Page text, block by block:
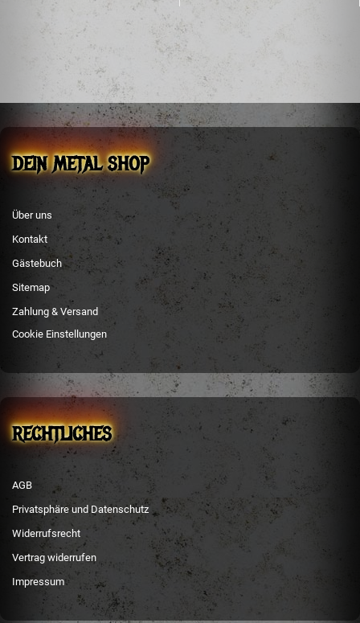
DEIN METAL SHOP
Über uns
Kontakt
Gästebuch
Sitemap
Zahlung & Versand
Cookie Einstellungen
RECHTLICHES
AGB
Privatsphäre und Datenschutz
Widerrufsrecht
Vertrag widerrufen
Impressum